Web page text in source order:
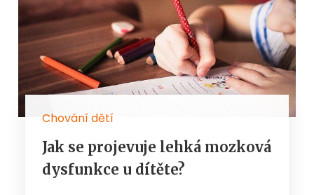
Chování dětí
Jak se projevuje lehká mozková
dysfunkce u dítěte?